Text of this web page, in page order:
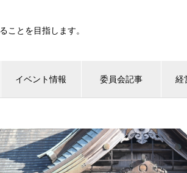
ことを目指します。
イベント情報 委員会記事 経